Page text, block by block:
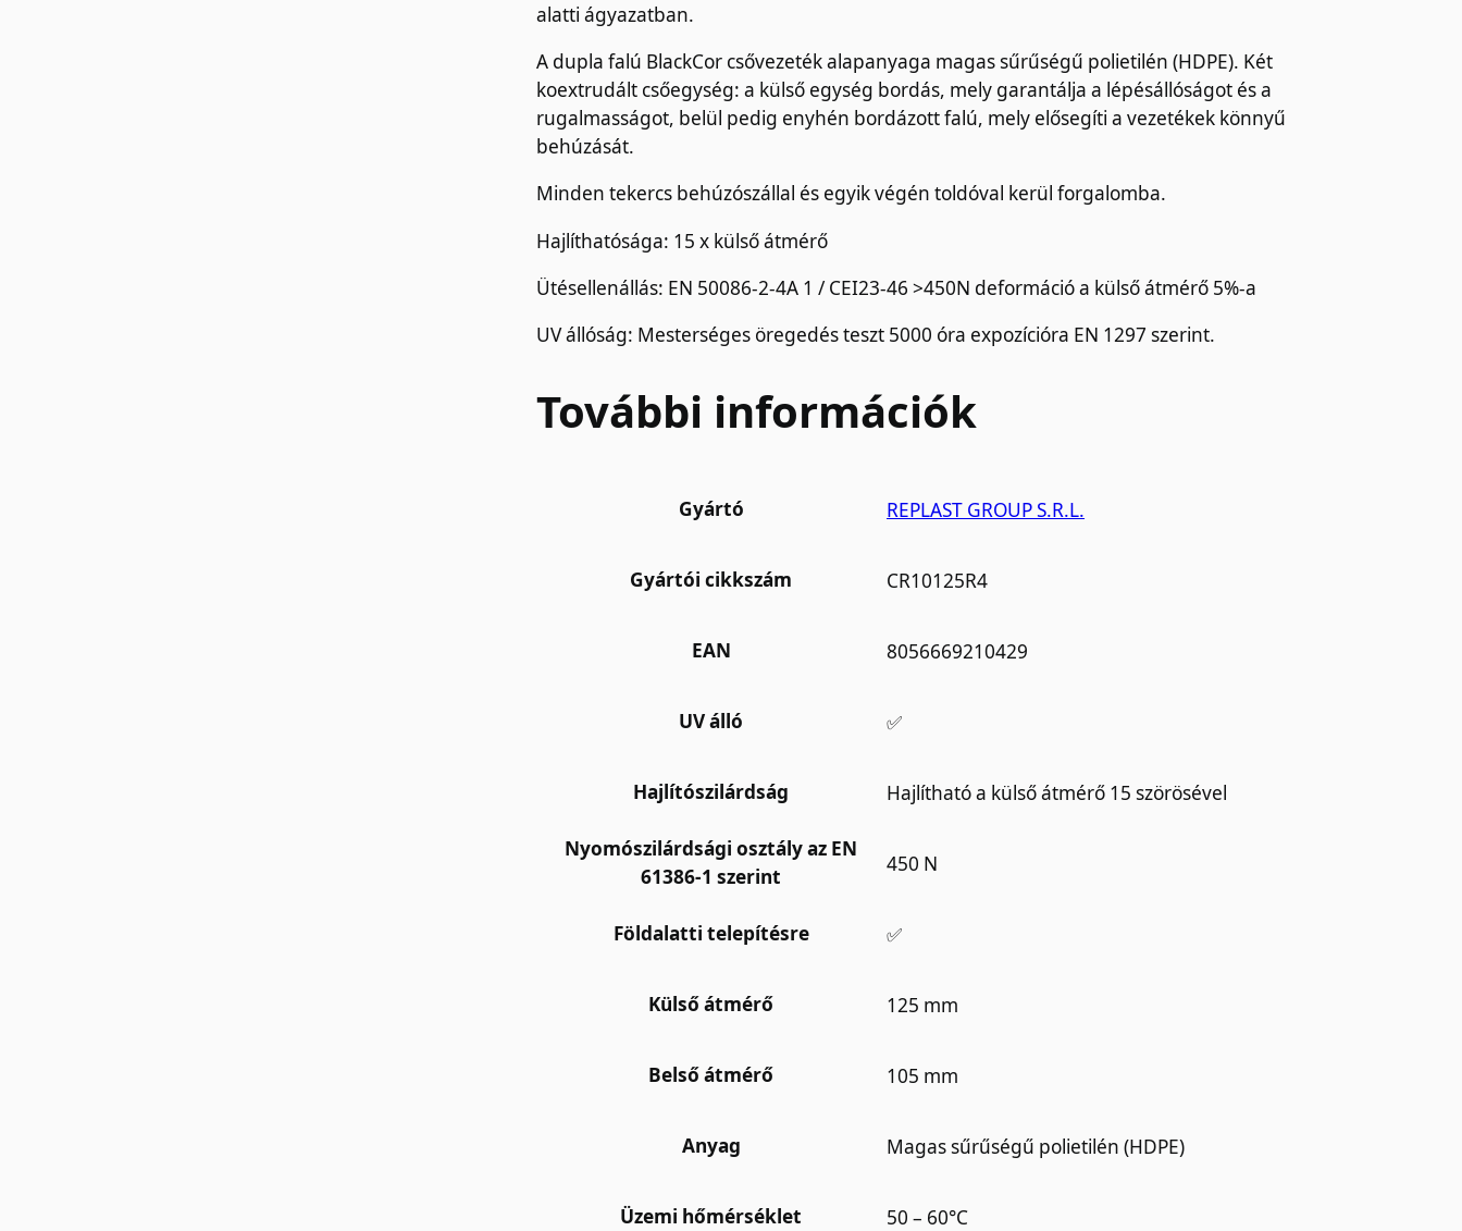
alatti ágyazatban.
A dupla falú BlackCor csővezeték alapanyaga magas sűrűségű polietilén (HDPE). Két
koextrudált csőegység: a külső egység bordás, mely garantálja a lépésállóságot és a
rugalmasságot, belül pedig enyhén bordázott falú, mely elősegíti a vezetékek könnyű
behúzását.
Minden tekercs behúzószállal és egyik végén toldóval kerül forgalomba.
Hajlíthatósága: 15 x külső átmérő
Ütésellenállás: EN 50086-2-4A 1 / CEI23-46 >450N deformáció a külső átmérő 5%-a
UV állóság: Mesterséges öregedés teszt 5000 óra expozícióra EN 1297 szerint.
További információk
Gyártó REPLAST GROUP S.R.L.
Gyártói cikkszám CR10125R4
EAN 8056669210429
UV álló ✅
Hajlítószilárdság Hajlítható a külső átmérő 15 szörösével
Nyomószilárdsági osztály az EN
61386-1 szerint
450 N
Földalatti telepítésre ✅
Külső átmérő 125 mm
Belső átmérő 105 mm
Anyag Magas sűrűségű polietilén (HDPE)
Üzemi hőmérséklet 50 – 60°C